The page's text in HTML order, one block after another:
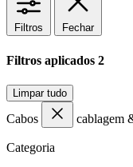
Filtros Fechar
Filtros aplicados 2
Limpar tudo
Cabos cablagem
Categoria